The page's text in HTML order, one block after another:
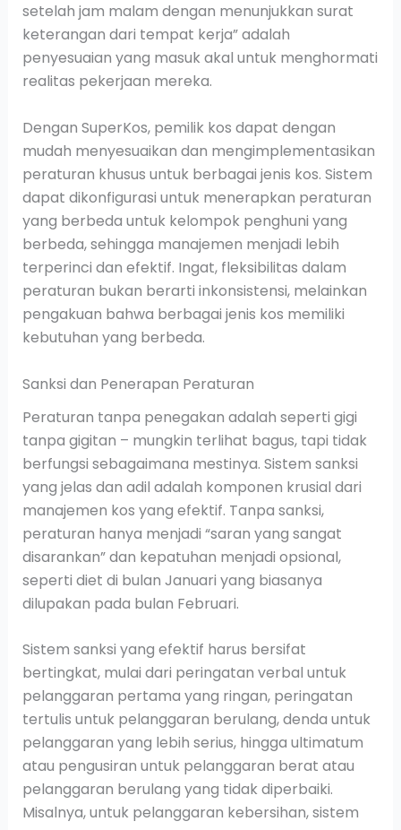
setelah jam malam dengan menunjukkan surat
keterangan dari tempat kerja” adalah
penyesuaian yang masuk akal untuk menghormati
realitas pekerjaan mereka.
Dengan SuperKos, pemilik kos dapat dengan
mudah menyesuaikan dan mengimplementasikan
peraturan khusus untuk berbagai jenis kos. Sistem
dapat dikonfigurasi untuk menerapkan peraturan
yang berbeda untuk kelompok penghuni yang
berbeda, sehingga manajemen menjadi lebih
terperinci dan efektif. Ingat, fleksibilitas dalam
peraturan bukan berarti inkonsistensi, melainkan
pengakuan bahwa berbagai jenis kos memiliki
kebutuhan yang berbeda.
Sanksi dan Penerapan Peraturan
Peraturan tanpa penegakan adalah seperti gigi
tanpa gigitan – mungkin terlihat bagus, tapi tidak
berfungsi sebagaimana mestinya. Sistem sanksi
yang jelas dan adil adalah komponen krusial dari
manajemen kos yang efektif. Tanpa sanksi,
peraturan hanya menjadi “saran yang sangat
disarankan” dan kepatuhan menjadi opsional,
seperti diet di bulan Januari yang biasanya
dilupakan pada bulan Februari.
Sistem sanksi yang efektif harus bersifat
bertingkat, mulai dari peringatan verbal untuk
pelanggaran pertama yang ringan, peringatan
tertulis untuk pelanggaran berulang, denda untuk
pelanggaran yang lebih serius, hingga ultimatum
atau pengusiran untuk pelanggaran berat atau
pelanggaran berulang yang tidak diperbaiki.
Misalnya, untuk pelanggaran kebersihan, sistem